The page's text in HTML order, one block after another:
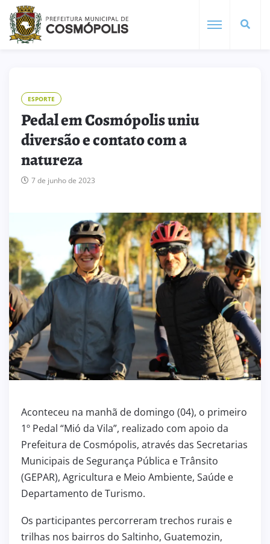
ESPORTE
Pedal em Cosmópolis uniu
diversão e contato com a
natureza
7 de junho de 2023
Aconteceu na manhã de domingo (04), o primeiro
1º Pedal “Mió da Vila”, realizado com apoio da
Prefeitura de Cosmópolis, através das Secretarias
Municipais de Segurança Pública e Trânsito
(GEPAR), Agricultura e Meio Ambiente, Saúde e
Departamento de Turismo.
Os participantes percorreram trechos rurais e
trilhas nos bairros do Saltinho, Guatemozin,